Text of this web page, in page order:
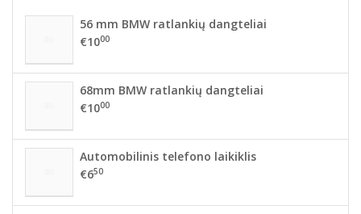
56 mm BMW ratlankių dangteliai
€1000
68mm BMW ratlankių dangteliai
€1000
Automobilinis telefono laikiklis
€650